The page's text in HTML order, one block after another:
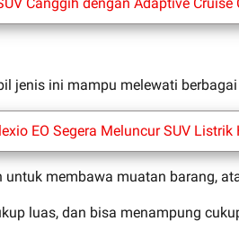
jenis ini mampu melewati
EO Segera Meluncur SUV
untuk membawa muatan barang,
luas, dan bisa menampung